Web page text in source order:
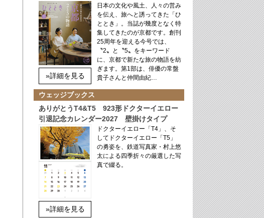
»詳細を見る
日本の文化や風土、人々の営み
を伝え、旅へと誘ってきた「ひ
ととき」。当誌が幾度となく特
集してきたのが京都です。創刊
25周年を迎える今号では、
〝2〟と〝5〟をキーワード
に、京都で新たな旅の物語を紡
ぎます。第1部は、俳優の常盤
貴子さんと仲間由紀…
ウェッジブックス
ありがとうT4&T5 923形ドクターイエロー
引退記念カレンダー2027 壁掛けタイプ
»詳細を見る
ドクターイエロー「T4」、そ
してドクターイエロー「T5」
の勇姿を、鉄道写真家・村上悠
太による四季折々の厳選した写
真で綴る。